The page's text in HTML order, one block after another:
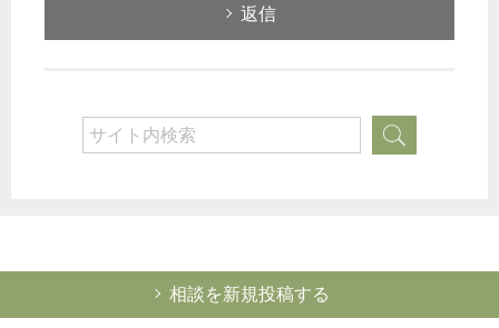
返信
相談を新規投稿する